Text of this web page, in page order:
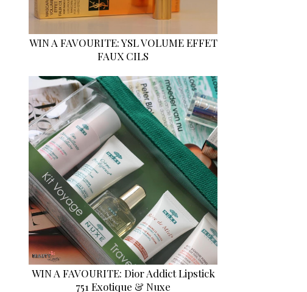
WIN A FAVOURITE: YSL VOLUME EFFET
FAUX CILS
WIN A FAVOURITE: Dior Addict Lipstick
751 Exotique & Nuxe